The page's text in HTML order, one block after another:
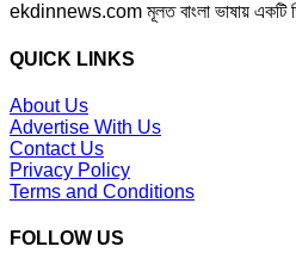
ekdinnews.com মূলত বাংলা ভাষায় একটি
QUICK LINKS
About Us
Advertise With Us
Contact Us
Privacy Policy
Terms and Conditions
FOLLOW US